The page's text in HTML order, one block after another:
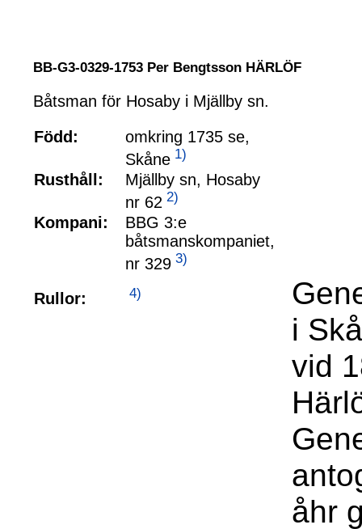
BB-G3-0329-1753 Per Bengtsson HÄRLÖF
Båtsman för Hosaby i Mjällby sn.
Född:
omkring 1735 se,
Skåne 1)
Rusthåll:
Mjällby sn, Hosaby
nr 62 2)
Kompani:
BBG 3:e
båtsmanskompaniet,
nr 329 3)
Rullor: 4)
i
vid
åhr